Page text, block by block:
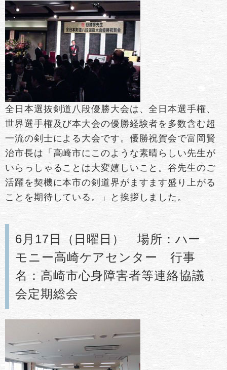
全日本選抜剣道八段優勝大会は、全日本選手権、
世界選手権及び本大会の優勝経験者を多数含む超
一流の剣士による大会です。優勝祝賀会で富岡賢
治市長は「高崎市にこのような素晴らしい先生が
いらっしゃることは大変嬉しいこと。谷先生のご
活躍を契機に本市の剣道界がますます盛り上がる
ことを期待している。」と挨拶しました。
6月17日（日曜日） 場所：ハー
モニー高崎ケアセンター 行事
名：高崎市心身障害者等連絡協議
会定期総会